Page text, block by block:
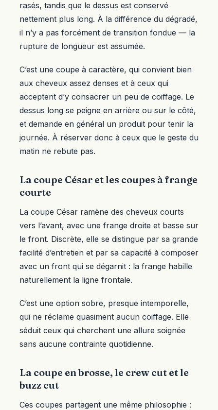
rasés, tandis que le dessus est conservé
nettement plus long. À la différence du dégradé,
il n’y a pas forcément de transition fondue — la
rupture de longueur est assumée.
C’est une coupe à caractère, qui convient bien
aux cheveux assez denses et à ceux qui
acceptent d’y consacrer un peu de coiffage. Le
dessus long se peigne en arrière ou sur le côté,
et demande en général un produit pour tenir la
journée. À réserver donc à ceux que le geste du
matin ne rebute pas.
La coupe César et les coupes à frange
courte
La coupe César ramène des cheveux courts
vers l’avant, avec une frange droite et basse sur
le front. Discrète, elle se distingue par sa grande
facilité d’entretien et par sa capacité à composer
avec un front qui se dégarnit : la frange habille
naturellement la ligne frontale.
C’est une option sobre, presque intemporelle,
qui ne réclame quasiment aucun coiffage. Elle
séduit ceux qui cherchent une allure soignée
sans aucune contrainte quotidienne.
La coupe en brosse, le crew cut et le
buzz cut
Ces coupes partagent une même philosophie :